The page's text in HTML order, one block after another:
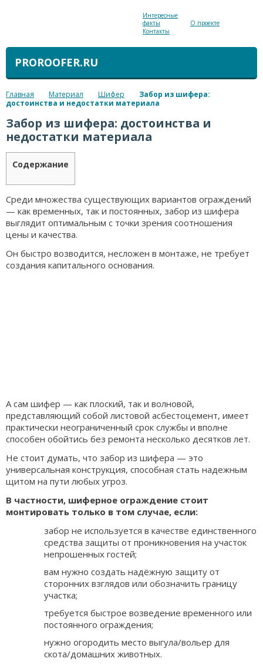
Интересные
факты
О проекте
Контакты
PROROOFER.RU
Главная Материал Шифер
Забор из шифера:
достоинства и недостатки материала
Забор из шифера: достоинства и
недостатки материала
Содержание
Среди множества существующих вариантов ограждений
— как временных, так и постоянных, забор из шифера
выглядит оптимальным с точки зрения соотношения
цены и качества.
Он быстро возводится, несложен в монтаже, не требует
создания капитального основания.
А сам шифер — как плоский, так и волновой,
представляющий собой листовой асбестоцемент, имеет
практически неограниченный срок службы и вполне
способен обойтись без ремонта несколько десятков лет.
Не стоит думать, что забор из шифера — это
универсальная конструкция, способная стать надежным
щитом на пути любых угроз.
В частности, шиферное ограждение стоит
монтировать только в том случае, если:
забор не используется в качестве единственного
средства защиты от проникновения на участок
непрошенных гостей;
вам нужно создать надёжную защиту от
сторонних взглядов или обозначить границу
участка;
требуется быстрое возведение временного или
постоянного ограждения;
нужно огородить место выгула/вольер для
скота/домашних животных.